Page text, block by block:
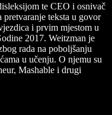
te CEO i osnivač
teksta u govor
i prvim mjestom u
2017. Weitzman je
rada na poboljšanju
u učenju. O njemu su
Mashable i drugi